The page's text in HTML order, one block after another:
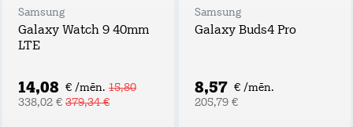
Samsung
Galaxy Watch 9 40mm
LTE
14,08 € /mēn. 15,80
338,02 € 379,34 €
Samsung
Galaxy Buds4 Pro
8,57 € /mēn.
205,79 €